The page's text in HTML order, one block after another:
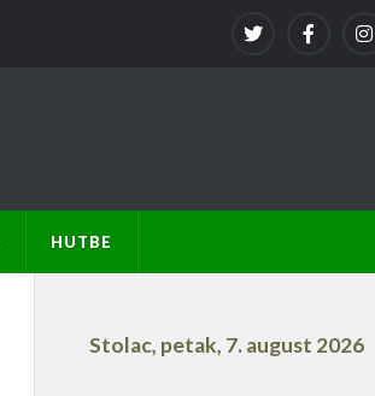
HUTBE
Stolac, petak, 7. august 2026